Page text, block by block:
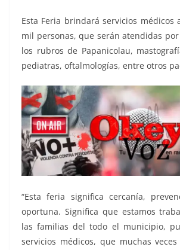
Esta Feria brindará servicios médicos
mil personas, que serán atendidas
los rubros de Papanicolau,
pediatras, oftalmologías, entre otros
“Esta feria significa cercanía,
oportuna. Significa que estamos
las familias del todo el municipio,
servicios médicos, que muchas